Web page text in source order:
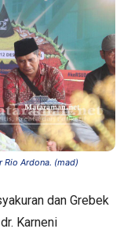
Rio Ardona. (mad)
dan Grebek
Karneni